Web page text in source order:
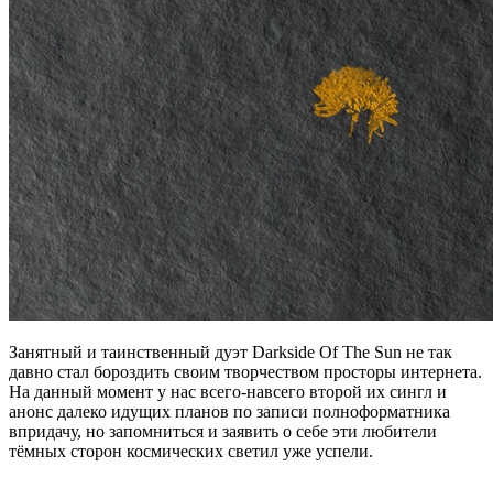
Занятный и таинственный дуэт Darkside Of The Sun не так
давно стал бороздить своим творчеством просторы интернета.
На данный момент у нас всего-навсего второй их сингл и
анонс далеко идущих планов по записи полноформатника
впридачу, но запомниться и заявить о себе эти любители
тёмных сторон космических светил уже успели.